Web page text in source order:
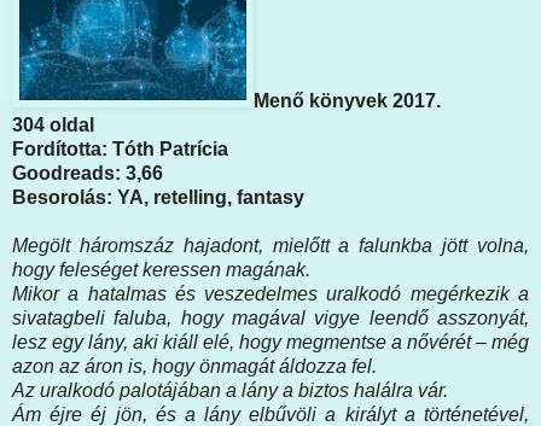
Menő könyvek 2017.
304 oldal
Fordította: Tóth Patrícia
Goodreads: 3,66
Besorolás: YA, retelling, fantasy
Megölt háromszáz hajadont, mielőtt a falunkba jött volna,
hogy feleséget keressen magának.
Mikor a hatalmas és veszedelmes uralkodó megérkezik a
sivatagbeli faluba, hogy magával vigye leendő asszonyát,
lesz egy lány, aki kiáll elé, hogy megmentse a nővérét – még
azon az áron is, hogy önmagát áldozza fel.
Az uralkodó palotájában a lány a biztos halálra vár.
Ám éjre éj jön, és a lány elbűvöli a királyt a történetével,